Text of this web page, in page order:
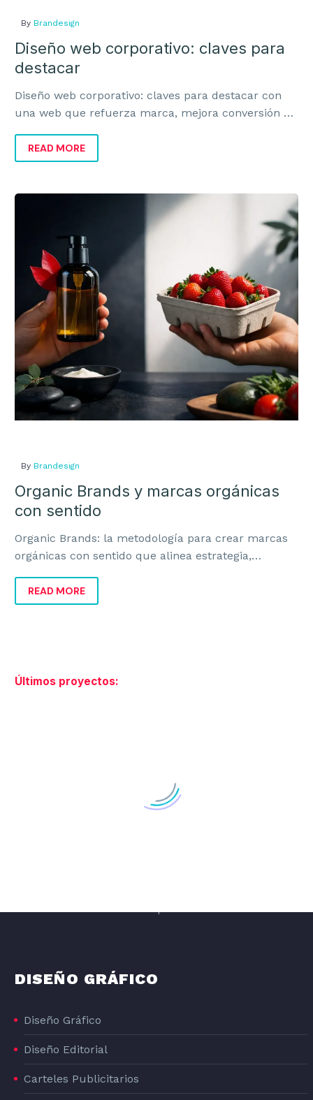
By Brandesign
Diseño web corporativo: claves para
destacar
Diseño web corporativo: claves para destacar con
una web que refuerza marca, mejora conversión y
READ MORE
Organic
Brands
orgánicas
con
sentido
By Brandesign
Organic Brands y marcas orgánicas
con sentido
Organic Brands: la metodología para crear marcas
orgánicas con sentido que alinea estrategia,
READ MORE
Últimos proyectos:
BRANDING
DISEÑO GRÁFICO
Diseño Gráfico
Diseño Editorial
Carteles Publicitarios